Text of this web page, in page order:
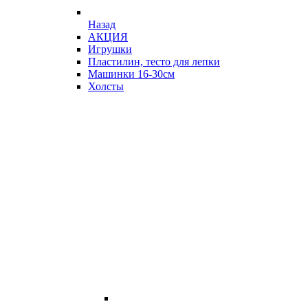
Назад
АКЦИЯ
Игрушки
Пластилин, тесто для лепки
Машинки 16-30см
Холсты